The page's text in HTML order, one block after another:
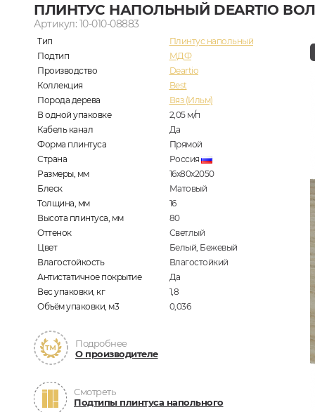
ПЛИНТУС НАПОЛЬНЫЙ DEARTIO
Артикул: 10-010-08883
Тип
Плинтус напольный
Подтип
МДФ
Производство
Deartio
Коллекция
Best
Порода дерева
Вяз (Ильм)
В одной упаковке
2,05 м/п
Кабель канал
Да
Форма плинтуса
Прямой
Страна
Россия
Размеры, мм
16х80х2050
Блеск
Матовый
Толщина, мм
16
Высота плинтуса, мм
80
Оттенок
Светлый
Цвет
Белый, Бежевый
Влагостойкость
Влагостойкий
Антистатичное покрытие
Да
Вес упаковки, кг
1,8
Объём упаковки, м3
0,036
Подробнее
О производителе
Смотреть
Подтипы плинтуса напольного